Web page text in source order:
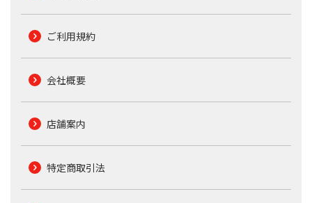
ご利用規約
会社概要
店舗案内
特定商取引法